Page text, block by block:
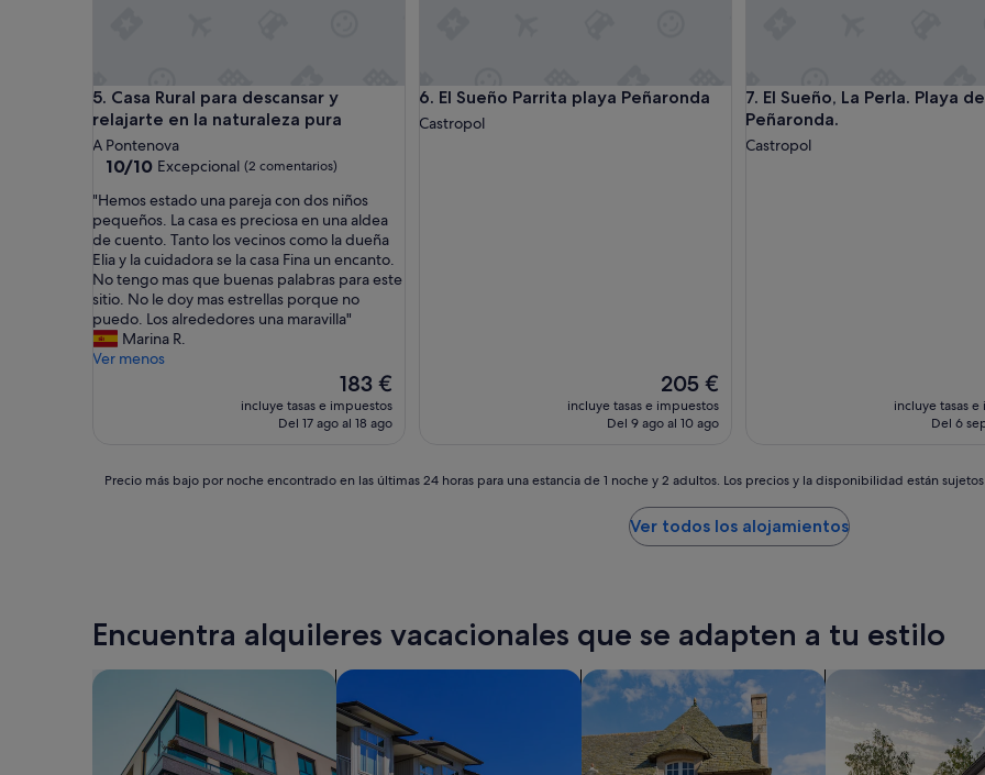
5. Casa Rural para descansar y
relajarte en la naturaleza pura
Casa Rural para descansar y relajarte en la naturaleza pura
A Pontenova
10.0
10,
Excepcional,
(2 comentarios)
10/10 Excepcional (2 comentarios)
"
H
e
m
o
s
e
s
t
o
d
"Hemos estado una pareja con dos niños
pequeños. La casa es preciosa en una aldea
de cuento. Tanto los vecinos como la dueña
Elia y la cuidadora se la casa Fina un encanto.
No tengo mas que buenas palabras para este
sitio. No le doy mas estrellas porque no
puedo. Los alrededores una maravilla"
Marina R.
Ver menos
El
precio
actual
183 €
183 €
incluye tasas e impuestos
Del 17 ago al 18 ago
6. El Sueño Parrita playa Peñaronda
El Sueño Parrita playa Peñaronda
Castropol
El
precio
actual
205 €
205 €
incluye tasas e impuestos
Del 9 ago al 10 ago
7. El Sueño, La Perla. Playa de
Peñaronda.
El Sueño, La Perla. Playa de
Castropol
incluye tasas
Del 6
Precio
las
últimas
para
1 noche
Precio más bajo por noche encontrado en las últimas 24 horas para una estancia de 1 noche y 2 adultos. Los precios y la disponibilidad están
Ver todos los alojamientos
Encuentra alquileres vacacionales que se adapten a tu estilo
Buscar apartamentos Buscar condominios Buscar casas de campo buscar casas de